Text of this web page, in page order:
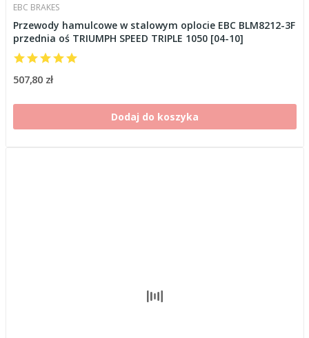
EBC BRAKES
Przewody hamulcowe w stalowym oplocie EBC BLM8212-3F
przednia oś TRIUMPH SPEED TRIPLE 1050 [04-10]
507,80 zł
Dodaj do koszyka